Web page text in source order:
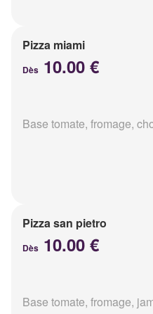
Pizza miami
Dès 10.00 €
Base tomate, fromage,
Pizza san pietro
Dès 10.00 €
Base tomate, fromage,